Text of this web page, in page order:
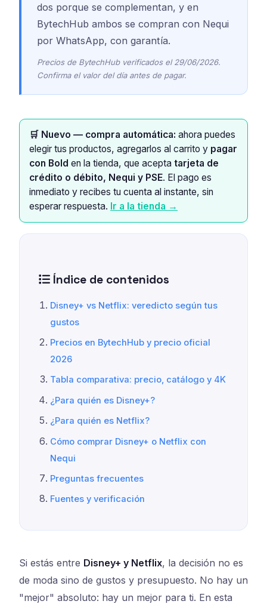
dos porque se complementan, y en
BytechHub ambos se compran con Nequi
por WhatsApp, con garantía.
Precios de BytechHub verificados el 29/06/2026.
Confirma el valor del día antes de pagar.
🛒 Nuevo — compra automática: ahora puedes
elegir tus productos, agregarlos al carrito y pagar
con Bold en la tienda, que acepta tarjeta de
crédito o débito, Nequi y PSE. El pago es
inmediato y recibes tu cuenta al instante, sin
esperar respuesta. Ir a la tienda →
Índice de contenidos
Disney+ vs Netflix: veredicto según tus
gustos
Precios en BytechHub y precio oficial
2026
Tabla comparativa: precio, catálogo y 4K
¿Para quién es Disney+?
¿Para quién es Netflix?
Cómo comprar Disney+ o Netflix con
Nequi
Preguntas frecuentes
Fuentes y verificación
Si estás entre Disney+ y Netflix, la decisión no es
de moda sino de gustos y presupuesto. No hay un
"mejor" absoluto: hay un mejor para ti. En esta